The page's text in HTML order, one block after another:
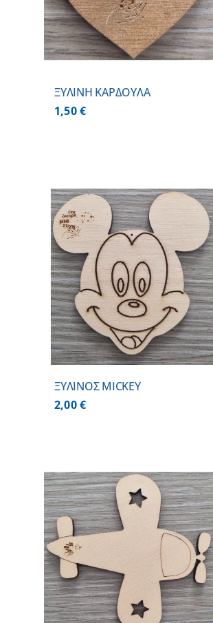
ΞΥΛΙΝΗ ΚΑΡΔΟΥΛΑ
1,50€
ΞΥΛΙΝΟΣ MICKEY
2,00€
ΠΡΟΣΘΗΚΗ ΣΤΟ ΚΑΛΑΘΙ
ΛΕΠΤΟΜΕΡΕΙΕΣ
ΠΡΟΣΘΗΚΗ ΣΤΟ
ΛΕΠΤΟΜΕΡΕΙΕΣ